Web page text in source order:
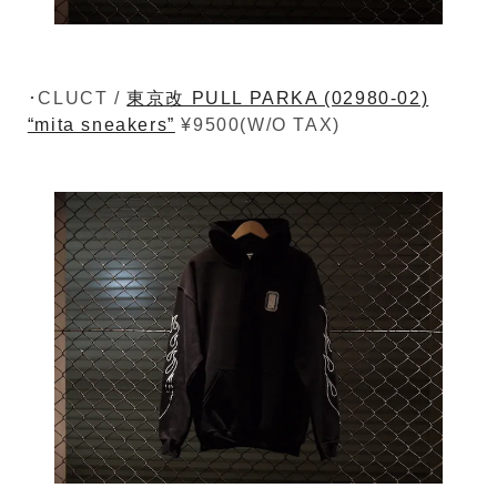
･CLUCT /東京改 PULL PARKA (02980-02)
“mita sneakers” ¥9500(W/O TAX)